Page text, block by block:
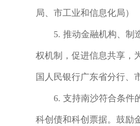
局、市工业和信息化局）
5. 推动金融机构、制造
权机制，促进信息共享，
国人民银行广东省分行、
6. 支持南沙符合条件的
科创债和科创票据。鼓励